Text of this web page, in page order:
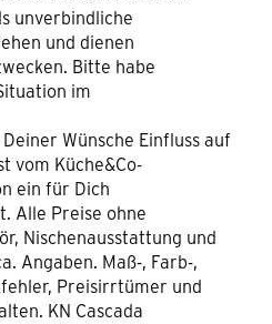
unverbindliche
und dienen
Bitte habe
im
Wünsche Einfluss auf
vom Küche&Co-
ein für Dich
Alle Preise ohne
Nischenausstattung und
Angaben. Maß-, Farb-,
Preisirrtümer und
KN Cascada